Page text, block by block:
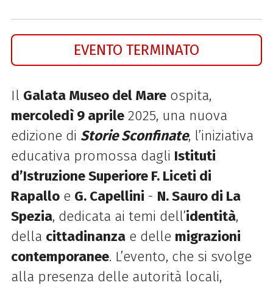
EVENTO TERMINATO
Il Galata Museo del Mareospita,
mercoledì 9 aprile2025, una nuova
edizione di Storie Sconfinate, l’iniziativa
educativa promossa dagli Istituti
d’Istruzione Superiore F. Liceti di
Rapalloe G. Capellini - N. Sauro di La
Spezia, dedicata ai temi dell’identità,
della cittadinanzae delle migrazioni
contemporanee. L’evento, che si svolge
alla presenza delle autorità locali,